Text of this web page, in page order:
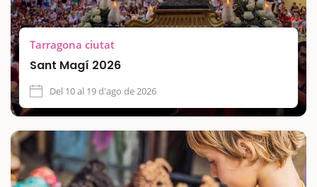
Tarragona ciutat
Sant Magí 2026
Del 10 al 19 d'ago de 2026